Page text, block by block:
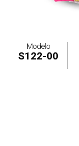
Modelo
S122-00